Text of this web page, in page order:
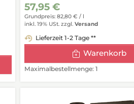
57,95 €
Grundpreis: 82,80 € / l
inkl. 19% USt. zzgl. Versand
Lieferzeit 1-2 Tage **
Warenkorb
Maximalbestellmenge: 1